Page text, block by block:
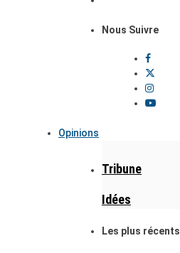
Nous Suivre
Opinions
Tribune
Idées
Les plus récents